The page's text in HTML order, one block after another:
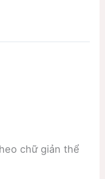
chữ giản thể